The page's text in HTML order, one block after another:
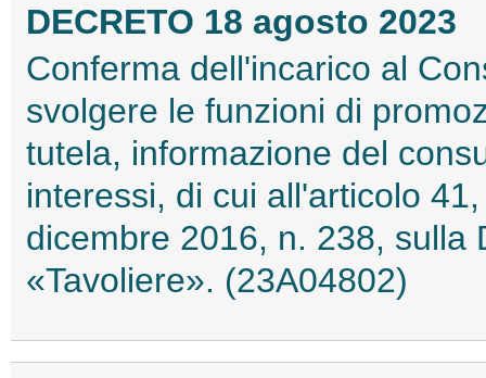
DECRETO 18 agosto 2023
Conferma dell'incarico al
svolgere le funzioni di
tutela, informazione del
interessi, di cui all'articolo
dicembre 2016, n. 238, sulla
«Tavoliere». (23A04802)